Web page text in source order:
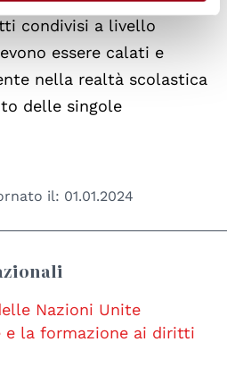
condivisi a livello
essere calati e
nella realtà scolastica
delle singole
il: 01.01.2024
Nazioni Unite
e la formazione ai diritti